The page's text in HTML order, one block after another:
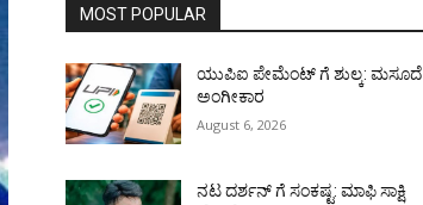
MOST POPULAR
ಯುಪಿಐ ಪೇಮೆಂಟ್ ಗೆ ಶುಲ್ಕ: ಮಸೂದೆ
ಅಂಗೀಕಾರ
August 6, 2026
ನಟ ದರ್ಶನ್ ಗೆ ಸಂಕಷ್ಟ: ಮಾಫಿ ಸಾಕ್ಷಿ